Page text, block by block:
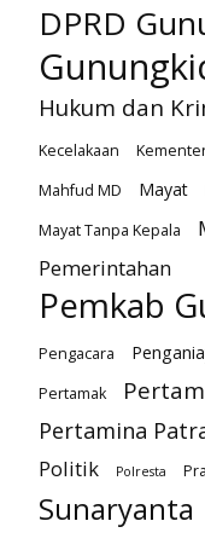
DPRD
Hukum dan
Kecelakaan
Mahfud MD
Mayat
Mayat Tanpa Kepala
Pemerintahan
Pemkab
Pengacara
Pertamak
Pertamina
Politik
Polresta
Sunaryanta